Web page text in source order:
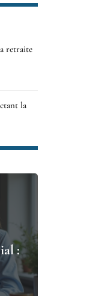
retraite
la
: